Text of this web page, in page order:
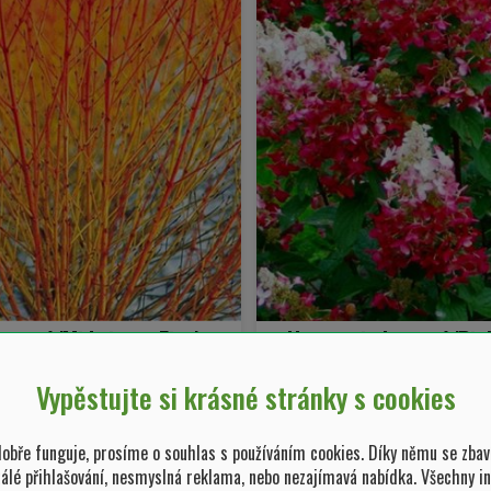
'Midwinter Fire'
sanguinea 'Midwinter Fire'
Kč/ ks
Hortenzie latnatá
Hydrangea paniculata 'Pinky
269,10 Kč/
Vypěstujte si krásné stránky s cookies
funguje, prosíme o souhlas s používáním cookies. Díky němu se
přihlašování, nesmyslná reklama, nebo nezajímavá nabídka. Všechny